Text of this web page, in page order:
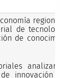
de
de
innovación